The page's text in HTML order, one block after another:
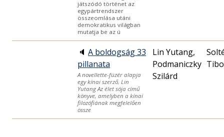
játszódó történet az
egypártrendszer
összeomlása utáni
demokratikus világban
mutatja be az ú
🔈 A boldogság 33
pillanata
A novellette-füzér alapja
egy kínai szerző, Lin
Yutang Az élet sója című
könyve, amelyben a kínai
filozófiának megfelelően
össze
Lin Yutang,
Podmaniczky
Szilárd